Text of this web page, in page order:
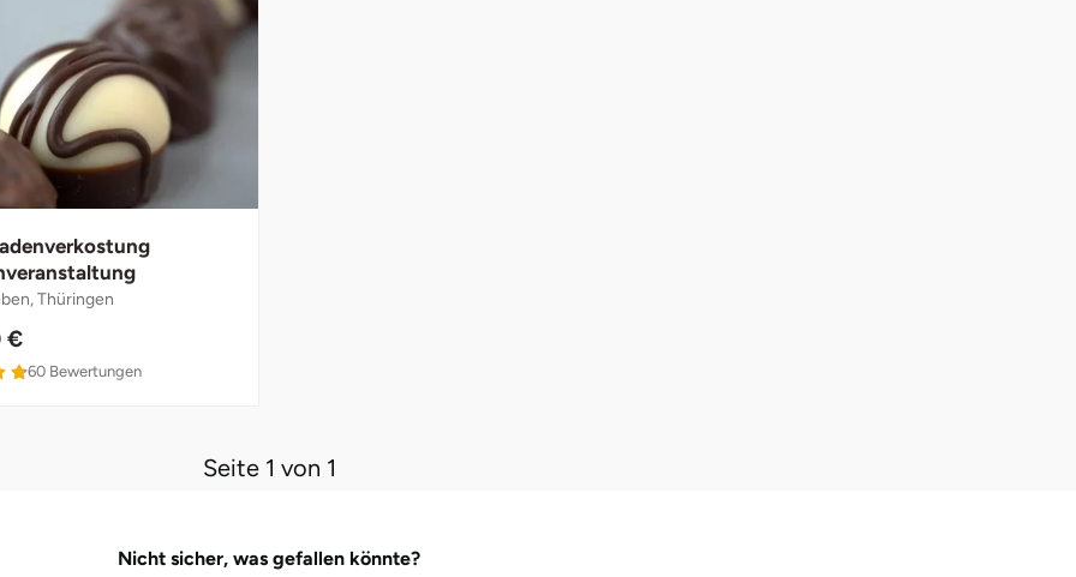
Thüringen
€
60 Bewertungen
Seite 1 von 1
Nicht sicher, was gefallen könnte?